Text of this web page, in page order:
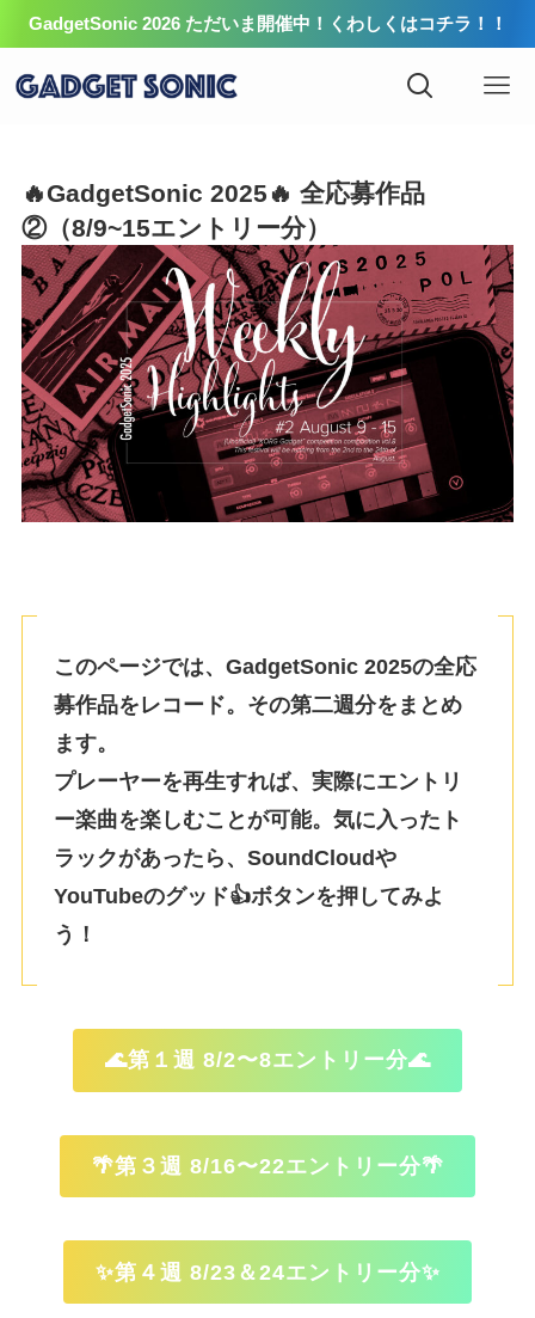
GadgetSonic 2026 ただいま開催中！くわしくはコチラ！！
🔥GadgetSonic 2025🔥 全応募作品
②（8/9~15エントリー分）
このページでは、GadgetSonic 2025の全応
募作品をレコード。その第二週分をまとめ
ます。
プレーヤーを再生すれば、実際にエントリ
ー楽曲を楽しむことが可能。 気に入ったト
ラックがあったら、SoundCloudや
YouTubeのグッド👍ボタンを押してみよ
う！
🌊第１週 8/2〜8エントリー分🌊
🌴第３週 8/16〜22エントリー分🌴
✨第４週 8/23＆24エントリー分✨